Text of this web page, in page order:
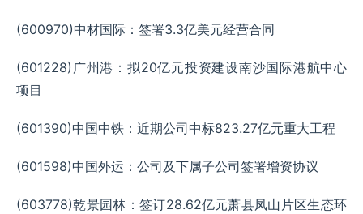
(600970)中材国际：签署3.3亿美元经营合同
(601228)广州港：拟20亿元投资建设南沙国际港航中心
项目
(601390)中国中铁：近期公司中标823.27亿元重大工程
(601598)中国外运：公司及下属子公司签署增资协议
(603778)乾景园林：签订28.62亿元萧县凤山片区生态环